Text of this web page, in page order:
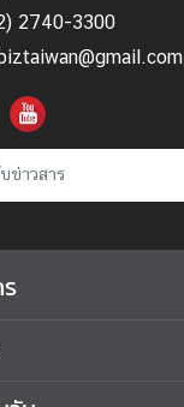
2740-3300